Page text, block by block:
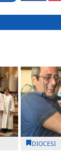
DIOCESI